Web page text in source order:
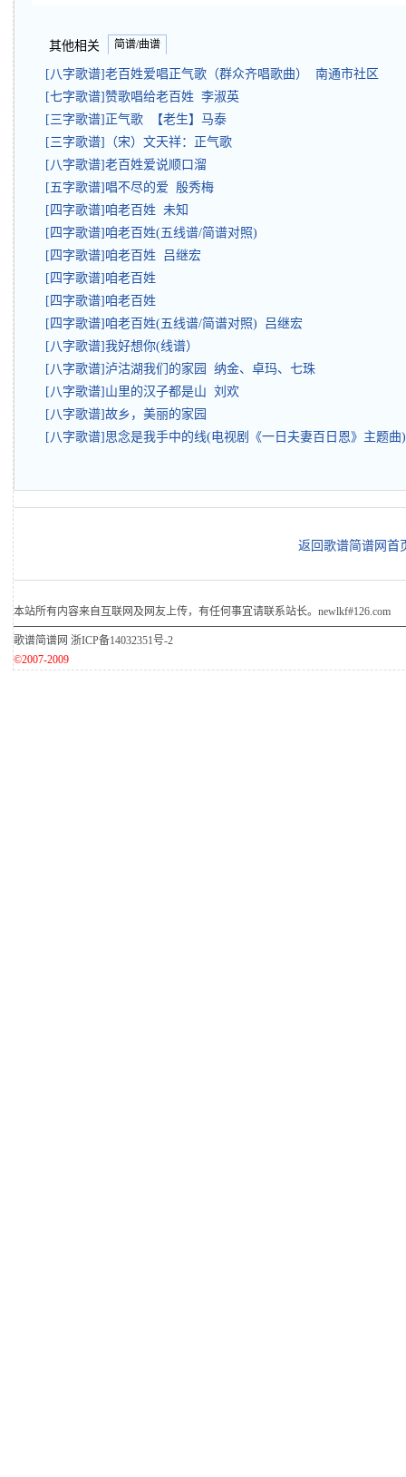
其他相关 简谱/曲谱
[八字歌谱]老百姓爱唱正气歌（群众齐唱歌曲） 南通市社区
[七字歌谱]赞歌唱给老百姓 李淑英
[三字歌谱]正气歌 【老生】马泰
[三字歌谱]（宋）文天祥：正气歌
[八字歌谱]老百姓爱说顺口溜
[五字歌谱]唱不尽的爱 殷秀梅
[四字歌谱]咱老百姓 未知
[四字歌谱]咱老百姓(五线谱/简谱对照)
[四字歌谱]咱老百姓 吕继宏
[四字歌谱]咱老百姓
[四字歌谱]咱老百姓
[四字歌谱]咱老百姓(五线谱/简谱对照) 吕继宏
[八字歌谱]我好想你(线谱）
[八字歌谱]泸沽湖我们的家园 纳金、卓玛、七珠
[八字歌谱]山里的汉子都是山 刘欢
[八字歌谱]故乡，美丽的家园
[八字歌谱]思念是我手中的线(电视剧《一日夫妻百日恩》主题
返回歌谱简谱网首
本站所有内容来自互联网及网友上传，有任何事宜请联系站长。newlkf#126.com
歌谱简谱网 浙ICP备14032351号-2
©2007-2009